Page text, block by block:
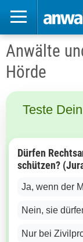
Anwälte
Hörde
Teste
Dürfen
schützen?
Ja, wenn der
Nein, sie
Nur bei